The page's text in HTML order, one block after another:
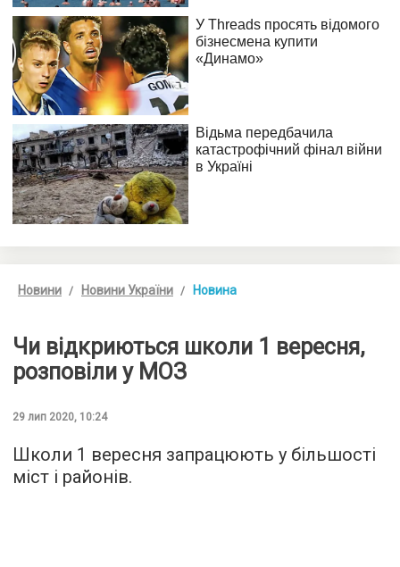
Новини Новини України Новина
Чи відкриються школи 1 вересня,
розповіли у МОЗ
29 лип 2020, 10:24
Школи 1 вересня запрацюють у більшості
міст і районів.